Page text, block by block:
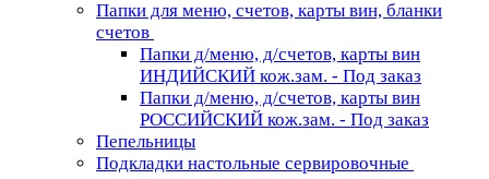
Папки для меню, счетов, карты вин, бланки
счетов
Папки д/меню, д/счетов, карты вин
ИНДИЙСКИЙ кож.зам. - Под заказ
Папки д/меню, д/счетов, карты вин
РОССИЙСКИЙ кож.зам. - Под заказ
Пепельницы
Подкладки настольные сервировочные